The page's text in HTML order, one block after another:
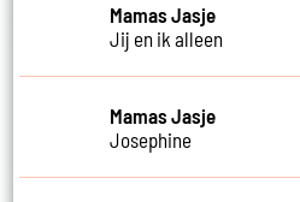
Mamas Jasje
Jij en ik alleen
Mamas Jasje
Josephine